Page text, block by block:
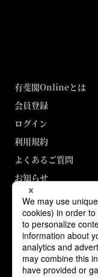
有斐閣Onlineとは
会員登録
ログイン
利用規約
よくあるご質問
お知らせ